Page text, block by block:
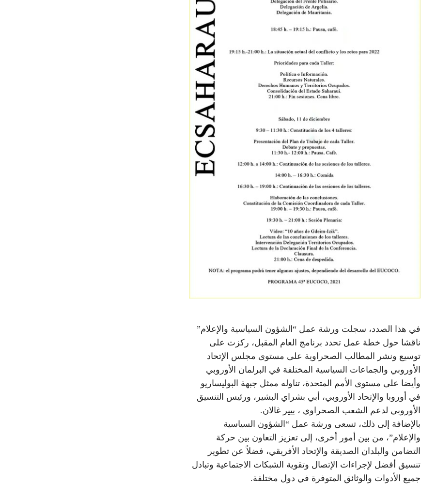
في هذا الصدد، سجلت ورشة عمل “الشؤون السياسية والإعلام”
ناقشا حول خطة عمل تحدد برنامج العام المقبل، ركزت على
توسيع ونشر المطالب الصحراوية على مستوى مجلس الإتحاد
الأوروبي والجماعات السياسية المختلفة في البرلمان الأوروبي
وأيضا على مستوى الأمم المتحدة، تناوله ممثل جبهة البوليساريو
في أوروبا والإتحاد الأوروبي، أبي بشراي البشير، ورئيس التنسيق
الأوروبي لدعم الشعب الصحراوي ، بيير غالان.
بالإضافة إلى ذلك، تسعى ورشة عمل “الشؤون السياسية
والإعلام”، من بين أمور أخرى، إلى تعزيز التعاون بين حركة
التضامن والبلدان الصديقة والإتحاد الأفريقي، فضلاً عن تطوير
تنسيق أفضل لإجراءات الإتصال وتقوية الشبكات الاجتماعية وتبادل
جميع الأدوات والوثائق المتوفرة في دول مختلفة.